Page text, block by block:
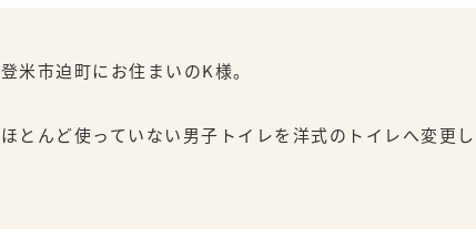
登米市迫町にお住まいのK様。
ほとんど使っていない男子トイレを洋式のトイレへ変更